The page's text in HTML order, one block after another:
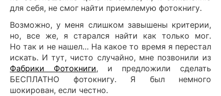
для себя, не смог найти приемлемую фотокнигу.
Возможно, у меня слишком завышены критерии,
но, все же, я старался найти как только мог.
Но так и не нашел… На какое то время я перестал
искать. И тут, чисто случайно, мне позвонили из
Фабрики Фотокниги, и предложили сделать
БЕСПЛАТНО фотокнигу. Я был немного
шокирован, если честно.